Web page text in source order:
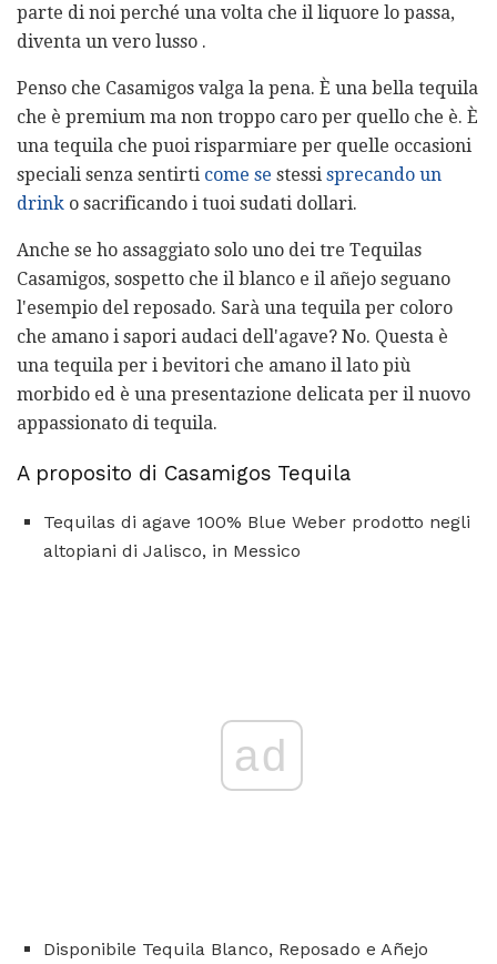
parte di noi perché una volta che il liquore lo passa,
diventa un vero lusso .
Penso che Casamigos valga la pena. È una bella tequila
che è premium ma non troppo caro per quello che è. È
una tequila che puoi risparmiare per quelle occasioni
speciali senza sentirti come se stessi sprecando un
drink o sacrificando i tuoi sudati dollari.
Anche se ho assaggiato solo uno dei tre Tequilas
Casamigos, sospetto che il blanco e il añejo seguano
l'esempio del reposado. Sarà una tequila per coloro
che amano i sapori audaci dell'agave? No. Questa è
una tequila per i bevitori che amano il lato più
morbido ed è una presentazione delicata per il nuovo
appassionato di tequila.
A proposito di Casamigos Tequila
Tequilas di agave 100% Blue Weber prodotto negli
altopiani di Jalisco, in Messico
ad
Disponibile Tequila Blanco, Reposado e Añejo